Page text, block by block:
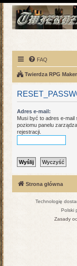
FAQ
Twierdza RPG
Adres e-mail:
Musi być to adres e-mail
poziomu panelu
rejestracji.
Strona główna
Technologię
Polski
Zasady